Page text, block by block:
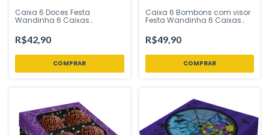
Caixa 6 Doces Festa
Wandinha 6 Caixas
Loja
R$42,90
Caixa 6 Bombons com visor
Festa Wandinha 6 Caixas
Loja
R$49,90